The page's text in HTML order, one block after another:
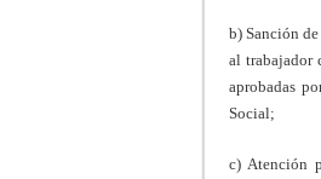
b) Sanción
al trabajador
aprobadas
Social;
c) Atención